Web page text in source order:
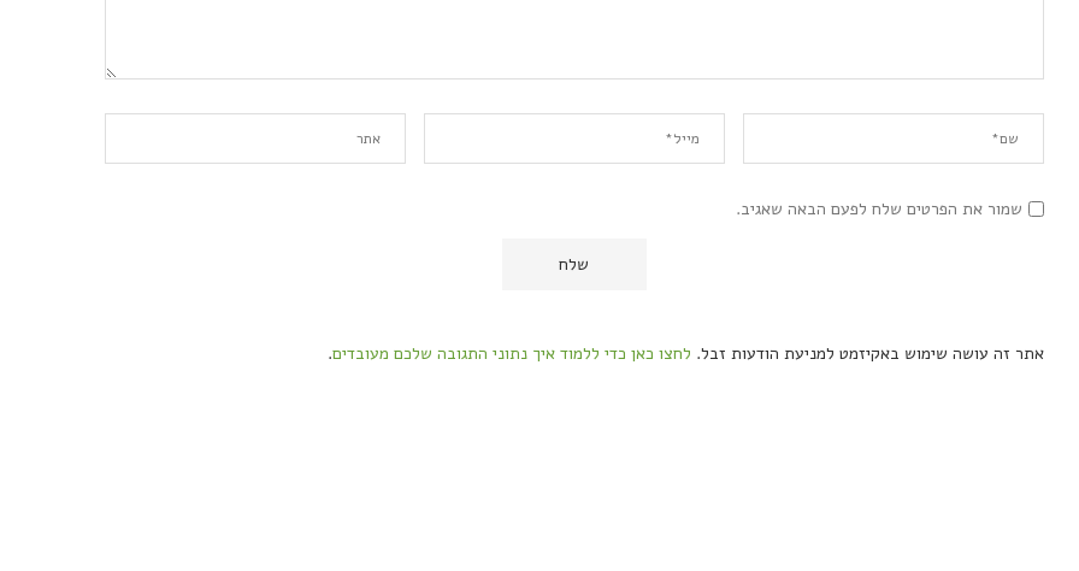
שמור את הפרטים שלח לפעם הבאה שאגיב.
אתר זה עושה שימוש באקיזמט למניעת הודעות זבל. לחצו כאן כדי ללמוד איך נתוני התגובה שלכם מעובדים.